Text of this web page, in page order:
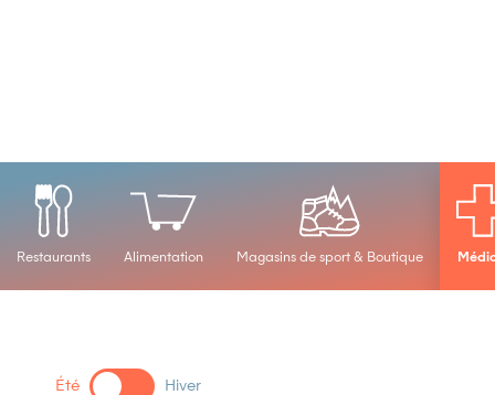
Restaurants Alimentation Magasins de sport & Boutique
Été Hiver